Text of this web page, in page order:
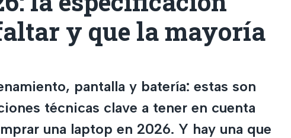
y que la mayoría
pantalla y batería: estas son
técnicas clave a tener en cuenta
una laptop en 2026. Y hay una que